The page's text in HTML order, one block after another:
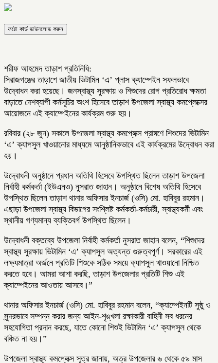
ফটো কার্ড ডাউনলোড করুন
শরীফ আহমেদ তাড়াশ প্রতিনিধি:
সিরাজগঞ্জের তাড়াশে জাতীয় ভিটামিন ‘এ’ প্লাস ক্যাম্পেইন সফলভাবে
উদ্বোধন করা হয়েছে। জনস্বাস্থ্য সুরক্ষায় ও শিশুদের রোগ প্রতিরোধ ক্ষমতা
বাড়াতে দেশব্যাপী কর্মসূচির অংশ হিসেবে তাড়াশ উপজেলা স্বাস্থ্য কমপ্লেক্সের
আয়োজনে এই ক্যাম্পেইনের কার্যক্রম শুরু হয়।
রবিবার (২৮ জুন) সকালে উপজেলা স্বাস্থ্য কমপ্লেক্স প্রাঙ্গণে শিশুদের ভিটামিন
‘এ’ ক্যাপসুল খাওয়ানোর মাধ্যমে আনুষ্ঠানিকভাবে এই কার্যক্রমের উদ্বোধন করা
হয়।
উদ্বোধনী অনুষ্ঠানে প্রধান অতিথি হিসেবে উপস্থিত ছিলেন তাড়াশ উপজেলা
নির্বাহী কর্মকর্তা (ইউএনও) নুসরাত জাহান। অনুষ্ঠানে বিশেষ অতিথি হিসেবে
উপস্থিত ছিলেন তাড়াশ থানার অফিসার ইনচার্জ (ওসি) মো. হাবিবুর রহমান।
এছাড়া উপজেলা স্বাস্থ্য বিভাগের সংশ্লিষ্ট কর্মকর্তা-কর্মচারী, স্বাস্থ্যকর্মী এবং
স্থানীয় গণ্যমান্য ব্যক্তিবর্গ উপস্থিত ছিলেন।
উদ্বোধনী বক্তব্যে উপজেলা নির্বাহী কর্মকর্তা নুসরাত জাহান বলেন, “শিশুদের
স্বাস্থ্য সুরক্ষায় ভিটামিন ‘এ’ ক্যাপসুল অত্যন্ত গুরুত্বপূর্ণ। সরকারের এই
লক্ষ্যমাত্রা অর্জনে প্রতিটি শিশুকে সঠিক সময়ে ক্যাপসুল খাওয়ানো নিশ্চিত
করতে হবে। আমরা আশা করছি, তাড়াশ উপজেলার প্রতিটি শিশু এই
ক্যাম্পেইনের আওতায় আসবে।”
থানার অফিসার ইনচার্জ (ওসি) মো. হাবিবুর রহমান বলেন, “ক্যাম্পেইনটি সুষ্ঠু ও
সুন্দরভাবে সম্পন্ন করার জন্য আইন-শৃঙ্খলা রক্ষাকারী বাহিনী সব ধরনের
সহযোগিতা প্রদান করছে, যাতে কোনো শিশুই ভিটামিন ‘এ’ ক্যাপসুল থেকে
বঞ্চিত না হয়।”
উপজেলা স্বাস্থ্য কমপ্লেক্স সূত্র জানায়, অত্র উপজেলার ৬ থেকে ৫৯ মাস